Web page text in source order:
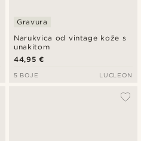
Narukvica od vintage kože s
unakitom
Gravura
44,95 €
5 BOJE LUCLEON